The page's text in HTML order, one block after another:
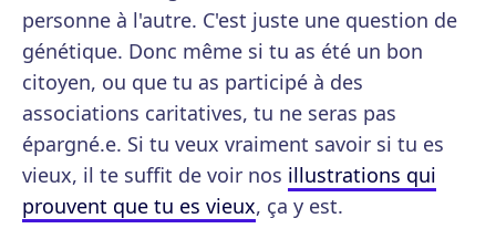
personne à l'autre. C'est juste une question de
génétique. Donc même si tu as été un bon
citoyen, ou que tu as participé à des
associations caritatives, tu ne seras pas
épargné.e. Si tu veux vraiment savoir si tu es
vieux, il te suffit de voir nos illustrations qui
prouvent que tu es vieux, ça y est.